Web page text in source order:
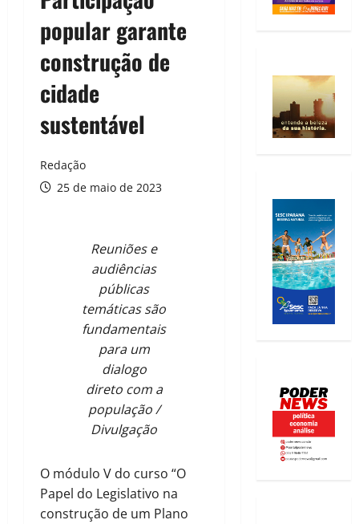
popular garante
construção de
cidade
sustentável
Redação
25 de maio de 2023
Reuniões e
audiências
públicas
temáticas são
fundamentais
para um
dialogo
direto com a
população /
Divulgação
O módulo V do curso “O
Papel do Legislativo na
construção de um Plano